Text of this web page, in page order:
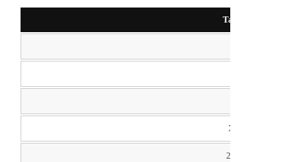
Taille
XL
2XL